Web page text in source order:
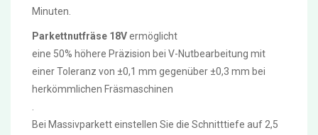
Minuten.
Parkettnutfräse 18Vermöglicht
eine 50% höhere Präzision bei V-Nutbearbeitung mit
einer Toleranz von ±0,1 mm gegenüber ±0,3 mm bei
herkömmlichen Fräsmaschinen
Bei Massivparkett einstellen Sie die Schnitttiefe auf 2,5